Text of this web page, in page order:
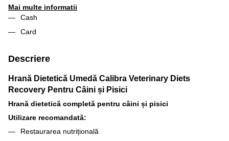
Mai multe informatii
Cash
Card
Descriere
Hrană Dietetică Umedă Calibra Veterinary Diets
Recovery Pentru Câini și Pisici
Hrană dietetică completă pentru câini și pisici
Utilizare recomandată:
Restaurarea nutrițională